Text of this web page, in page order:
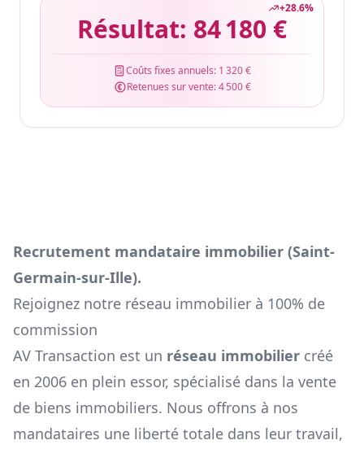
+28.6%
Résultat: 84 180 €
Coûts fixes annuels: 1 320 €
Retenues sur vente:4 500 €
Recrutement mandataire immobilier (Saint-
Germain-sur-Ille).
Rejoignez notre réseau immobilier à 100% de
commission
AV Transaction est un réseau immobilier créé
en 2006 en plein essor, spécialisé dans la vente
de biens immobiliers. Nous offrons à nos
mandataires une liberté totale dans leur travail,